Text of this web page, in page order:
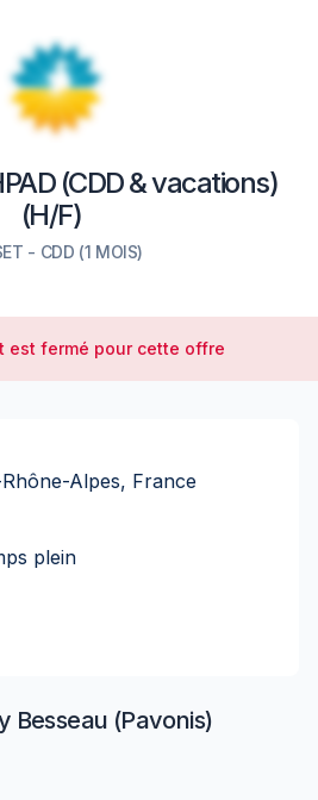
(CDD & vacations)
(H/F)
- CDD (1 MOIS)
est fermé pour cette offre
Besseau (Pavonis)
Alpes, France
plein